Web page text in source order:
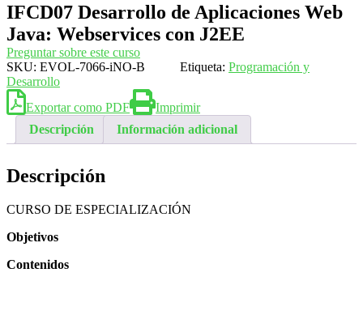
IFCD07 Desarrollo de Aplicaciones Web
Java: Webservices con J2EE
Preguntar sobre este curso
SKU: EVOL-7066-iNO-B Etiqueta: Programación y
Desarrollo
Exportar como PDF
Imprimir
Descripción
Información adicional
Descripción
CURSO DE ESPECIALIZACIÓN
Objetivos
Contenidos